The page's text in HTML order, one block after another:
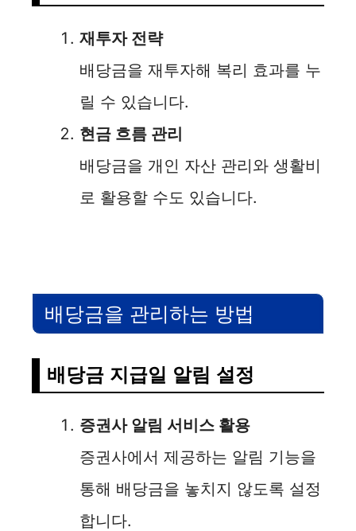
재투자 전략
배당금을 재투자해 복리 효과를 누
릴 수 있습니다.
현금 흐름 관리
배당금을 개인 자산 관리와 생활비
로 활용할 수도 있습니다.
배당금을 관리하는 방법
배당금 지급일 알림 설정
증권사 알림 서비스 활용
증권사에서 제공하는 알림 기능을
통해 배당금을 놓치지 않도록 설정
합니다.